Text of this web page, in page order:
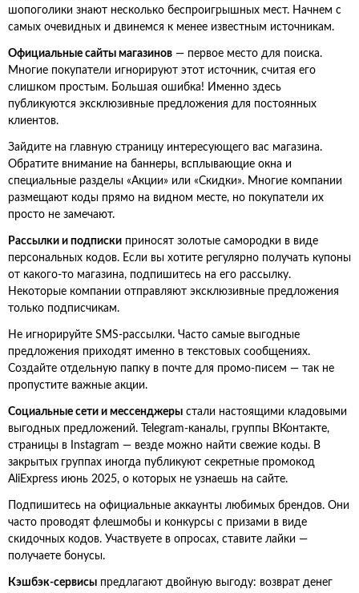
шопоголики знают несколько беспроигрышных мест. Начнем с
самых очевидных и двинемся к менее известным источникам.
Официальные сайты магазинов — первое место для поиска.
Многие покупатели игнорируют этот источник, считая его
слишком простым. Большая ошибка! Именно здесь
публикуются эксклюзивные предложения для постоянных
клиентов.
Зайдите на главную страницу интересующего вас магазина.
Обратите внимание на баннеры, всплывающие окна и
специальные разделы «Акции» или «Скидки». Многие компании
размещают коды прямо на видном месте, но покупатели их
просто не замечают.
Рассылки и подписки приносят золотые самородки в виде
персональных кодов. Если вы хотите регулярно получать купоны
от какого-то магазина, подпишитесь на его рассылку.
Некоторые компании отправляют эксклюзивные предложения
только подписчикам.
Не игнорируйте SMS-рассылки. Часто самые выгодные
предложения приходят именно в текстовых сообщениях.
Создайте отдельную папку в почте для промо-писем — так не
пропустите важные акции.
Социальные сети и мессенджеры стали настоящими кладовыми
выгодных предложений. Telegram-каналы, группы ВКонтакте,
страницы в Instagram — везде можно найти свежие коды. В
закрытых группах иногда публикуют секретные промокод
AliExpress июнь 2025, о которых не узнаешь на сайте.
Подпишитесь на официальные аккаунты любимых брендов. Они
часто проводят флешмобы и конкурсы с призами в виде
скидочных кодов. Участвуете в опросах, ставите лайки —
получаете бонусы.
Кэшбэк-сервисы предлагают двойную выгоду: возврат денег